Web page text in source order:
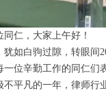
同仁，大家上午好！
犹如白驹过隙，转眼间
一位辛勤工作的同仁们
不平凡的一年，律师